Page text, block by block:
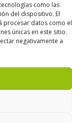
como las
del dispositivo. El
procesar datos como el
únicas en este sitio.
negativamente a